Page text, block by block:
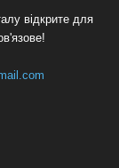
відкрите для